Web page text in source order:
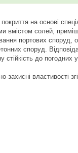
на основі
вмістом солей,
портових споруд,
споруд.
до
захисні властивості